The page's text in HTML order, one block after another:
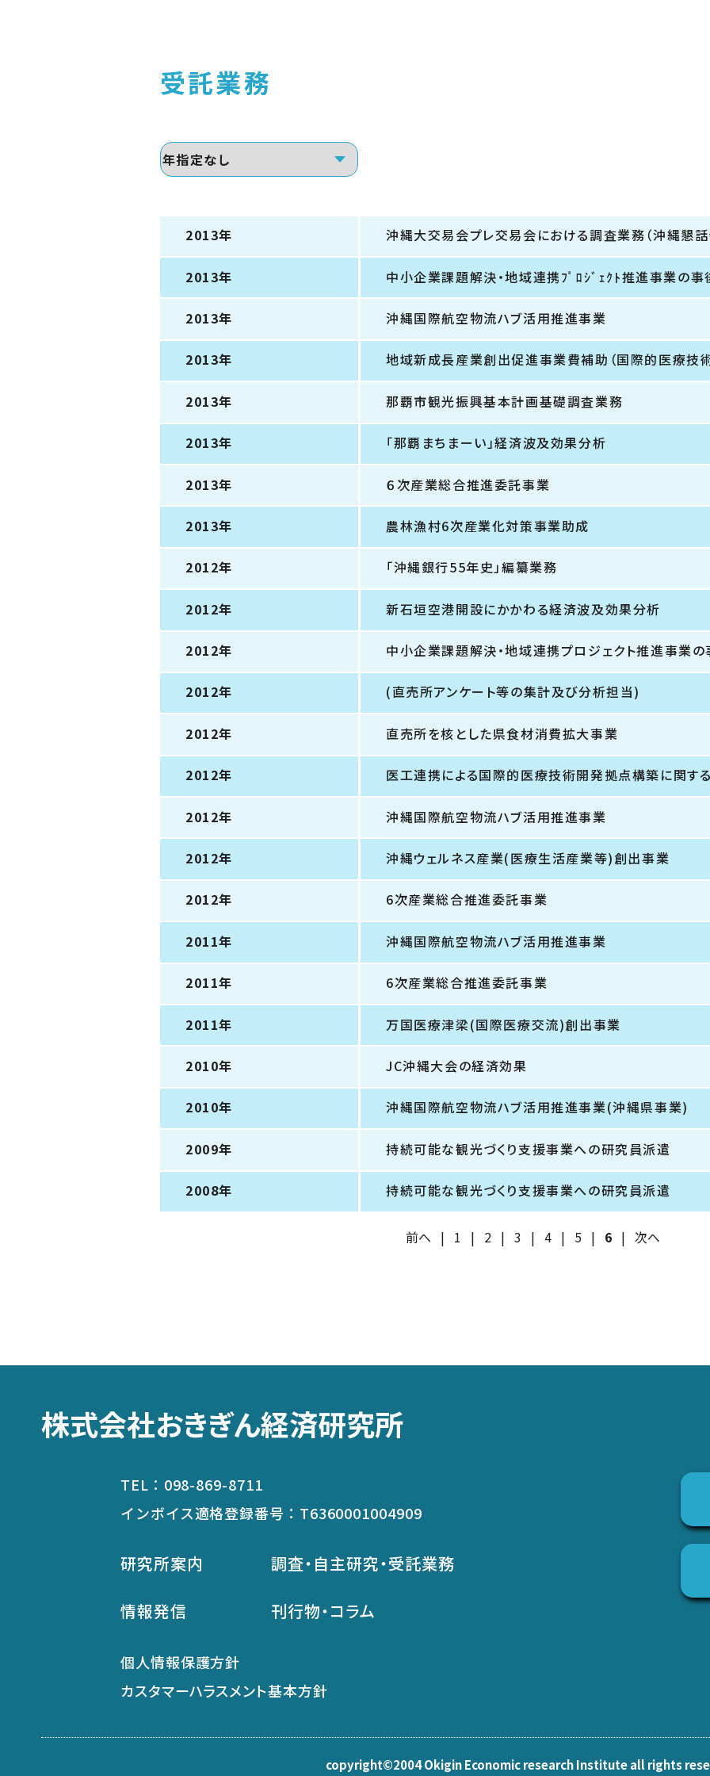
受託業務
2013年 沖縄大交易会プレ交易会における調査業務（沖縄懇話
2013年 中小企業課題解決・地域連携ﾌﾟﾛｼﾞｪｸﾄ推進事業の
2013年 沖縄国際航空物流ハブ活用推進事業
2013年 地域新成長産業創出促進事業費補助（国際的医療技
2013年 那覇市観光振興基本計画基礎調査業務
2013年 「那覇まちまーい」経済波及効果分析
2013年 ６次産業総合推進委託事業
2013年 農林漁村6次産業化対策事業助成
2012年 「沖縄銀行55年史」編纂業務
2012年 新石垣空港開設にかかわる経済波及効果分析
2012年 中小企業課題解決・地域連携プロジェクト推進事業
2012年 (直売所アンケート等の集計及び分析担当)
2012年 直売所を核とした県食材消費拡大事業
2012年 医工連携による国際的医療技術開発拠点構築に関す
2012年 沖縄国際航空物流ハブ活用推進事業
2012年 沖縄ウェルネス産業(医療生活産業等)創出事業
2012年 6次産業総合推進委託事業
2011年 沖縄国際航空物流ハブ活用推進事業
2011年 6次産業総合推進委託事業
2011年 万国医療津梁(国際医療交流)創出事業
2010年 JC沖縄大会の経済効果
2010年 沖縄国際航空物流ハブ活用推進事業(沖縄県事業)
2009年 持続可能な観光づくり支援事業への研究員派遣
2008年 持続可能な観光づくり支援事業への研究員派遣
前へ | 1 | 2 | 3 | 4 | 5 | 6 | 次へ
株式会社おきぎん経済研究所
TEL： 098-869-8711
インボイス適格登録番号： T6360001004909
研究所案内
情報発信
調査・自主研究・受託業務
刊行物・コラム
個人情報保護方針
カスタマーハラスメント基本方針
copyright©2004 Okigin Economic research Institute all rights